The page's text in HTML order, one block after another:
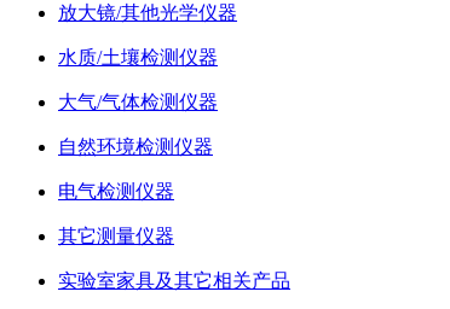
放大镜/其他光学仪器
水质/土壤检测仪器
大气/气体检测仪器
自然环境检测仪器
电气检测仪器
其它测量仪器
实验室家具及其它相关产品